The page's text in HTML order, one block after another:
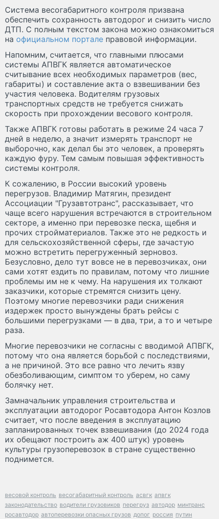
Система весогабаритного контроля призвана
обеспечить сохранность автодорог и снизить число
ДТП. С полным текстом закона можно ознакомиться
на официальном портале правовой информации.
Напомним, считается, что главными плюсами
системы АПВГК является автоматическое
считывание всех необходимых параметров (вес,
габариты) и составление акта о взвешивании без
участия человека. Водителям грузовых
транспортных средств не требуется снижать
скорость при прохождении весового контроля.
Также АПВГК готовы работать в режиме 24 часа 7
дней в неделю, а значит измерять транспорт не
выборочно, как делал бы это человек, а проверять
каждую фуру. Тем самым повышая эффективность
системы контроля.
К сожалению, в России высокий уровень
перегрузов. Владимир Матягин, президент
Ассоциации "Грузавтотранс", рассказывает, что
чаще всего нарушения встречаются в строительном
секторе, а именно при перевозке песка, щебня и
прочих стройматериалов. Также это не редкость и
для сельскохозяйственной сферы, где зачастую
можно встретить перегруженный зерновоз.
Безусловно, дело тут вовсе не в перевозчиках, они
сами хотят ездить по правилам, потому что лишние
проблемы им не к чему. На нарушения их толкают
заказчики, которые стремятся снизить цену.
Поэтому многие перевозчики ради снижения
издержек просто вынуждены брать рейсы с
большими перегрузками — в два, три, а то и четыре
раза.
Многие перевозчики не согласны с вводимой АПВГК,
потому что она является борьбой с последствиями,
а не причиной. Это все равно что лечить язву
обезболивающим, симптом то уберем, но саму
болячку нет.
Замначальник управления строительства и
эксплуатации автодорог Росавтодора Антон Козлов
считает, что после введения в эксплуатацию
запланированных точек взвешивания (до 2024 года
их обещают построить аж 400 штук) уровень
культуры грузоперевозок в стране существенно
поднимется.
весовой контроль весогабаритный контроль асвгк апвгк
законодательство водители грузовиков перегруз автодор минтранс
росавтодор автоперевозки опасных грузов допог россия путин